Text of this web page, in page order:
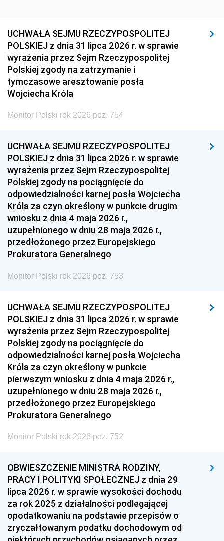
UCHWAŁA SEJMU RZECZYPOSPOLITEJ
POLSKIEJ z dnia 31 lipca 2026 r. w sprawie
wyrażenia przez Sejm Rzeczypospolitej
Polskiej zgody na zatrzymanie i
tymczasowe aresztowanie posła
Wojciecha Króla
Monitor Polski rok 2026 poz. 754
UCHWAŁA SEJMU RZECZYPOSPOLITEJ
POLSKIEJ z dnia 31 lipca 2026 r. w sprawie
wyrażenia przez Sejm Rzeczypospolitej
Polskiej zgody na pociągnięcie do
odpowiedzialności karnej posła Wojciecha
Króla za czyn określony w punkcie drugim
wniosku z dnia 4 maja 2026 r.,
uzupełnionego w dniu 28 maja 2026 r.,
przedłożonego przez Europejskiego
Prokuratora Generalnego
Monitor Polski rok 2026 poz. 753
UCHWAŁA SEJMU RZECZYPOSPOLITEJ
POLSKIEJ z dnia 31 lipca 2026 r. w sprawie
wyrażenia przez Sejm Rzeczypospolitej
Polskiej zgody na pociągnięcie do
odpowiedzialności karnej posła Wojciecha
Króla za czyn określony w punkcie
pierwszym wniosku z dnia 4 maja 2026 r.,
uzupełnionego w dniu 28 maja 2026 r.,
przedłożonego przez Europejskiego
Prokuratora Generalnego
Monitor Polski rok 2026 poz. 752
OBWIESZCZENIE MINISTRA RODZINY,
PRACY I POLITYKI SPOŁECZNEJ z dnia 29
lipca 2026 r. w sprawie wysokości dochodu
za rok 2025 z działalności podlegającej
opodatkowaniu na podstawie przepisów o
zryczałtowanym podatku dochodowym od